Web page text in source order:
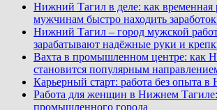
Нижний Тагил в деле: как временная
мужчинам быстро находить
Нижний Тагил – город мужской
зарабатывают надёжные руки и
Вахта в промышленном центре: как
становится популярным
Карьерный старт: работа без опыта
Работа для женщин в Нижнем
промышленного города